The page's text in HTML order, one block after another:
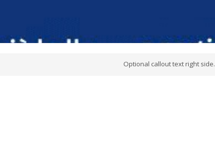
Optional callout text right side.